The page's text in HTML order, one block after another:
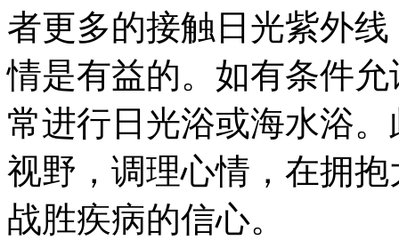
者更多的接触日光紫外
情是有益的。如有条件允
常进行日光浴或海水浴
视野，调理心情，在拥
战胜疾病的信心。